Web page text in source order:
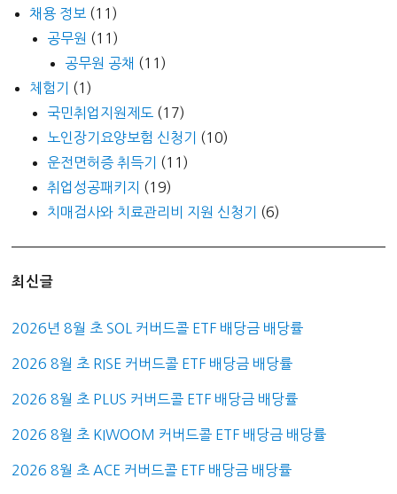
채용 정보 (11)
공무원 (11)
공무원 공채 (11)
체험기
(1)
국민취업지원제도 (17)
노인장기요양보험 신청기
(10)
운전면허증 취득기
(11)
취업성공패키지
(19)
치매검사와 치료관리비 지원 신청기
(6)
최신글
2026년 8월 초 SOL 커버드콜 ETF 배당금 배당률
2026 8월 초 RISE 커버드콜 ETF 배당금 배당률
2026 8월 초 PLUS 커버드콜 ETF 배당금 배당률
2026 8월 초 KIWOOM 커버드콜 ETF 배당금 배당률
2026 8월 초 ACE 커버드콜 ETF 배당금 배당률